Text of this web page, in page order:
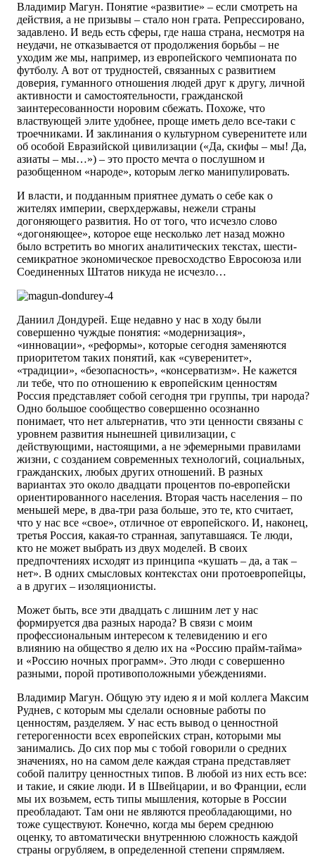
Владимир Магун. Понятие «развитие» – если смотреть на
действия, а не призывы – стало нон грата. Репрессировано,
задавлено. И ведь есть сферы, где наша страна, несмотря на
неудачи, не отказывается от продолжения борьбы – не
уходим же мы, например, из европейского чемпионата по
футболу. А вот от трудностей, связанных с развитием
доверия, гуманного отношения людей друг к другу, личной
активности и самостоятельности, гражданской
заинтересованности норовим сбежать. Похоже, что
властвующей элите удобнее, проще иметь дело все-таки с
троечниками. И заклинания о культурном суверенитете или
об особой Евразийской цивилизации («Да, скифы – мы! Да,
азиаты – мы…») – это просто мечта о послушном и
разобщенном «народе», которым легко манипулировать.
И власти, и подданным приятнее думать о себе как о
жителях империи, сверхдержавы, нежели страны
догоняющего развития. Но от того, что исчезло слово
«догоняющее», которое еще несколько лет назад можно
было встретить во многих аналитических текстах, шести-
семикратное экономическое прево­сходство Евросоюза или
Соединенных Штатов никуда не исчезло…
Даниил Дондурей. Еще недавно у нас в ходу были
совершенно чуждые понятия: «модернизация»,
«инновации», «реформы», которые сегодня заменяются
приоритетом таких понятий, как «суверенитет»,
«традиции», «безопасность», «консерватизм». Не кажется
ли тебе, что по отношению к европейским ценностям
Россия представляет собой сегодня три группы, три народа?
Одно большое сообщество совершенно осознанно
понимает, что нет альтернатив, что эти ценности связаны с
уровнем развития нынешней цивилизации, с
действующими, настоящими, а не эфемерными правилами
жизни, с созданием современных технологий, социальных,
гражданских, любых других отношений. В разных
вариантах это около двадцати процентов по-европейски
ориентированного населения. Вторая часть населения – по
меньшей мере, в два-три раза больше, это те, кто считает,
что у нас все «свое», отличное от европейского. И, наконец,
третья Россия, какая-то странная, запутавшаяся. Те люди,
кто не может выбрать из двух моделей. В своих
предпочтениях исходят из принципа «кушать – да, а так –
нет». В одних смысловых контекстах они протоевропейцы,
а в других – изоляционисты.
Может быть, все эти двадцать с лишним лет у нас
формируется два разных народа? В связи с моим
профессиональным интересом к телевидению и его
влиянию на общество я делю их на «Россию прайм-тайма»
и «Россию ночных программ». Это люди с совершенно
разными, порой противоположными убеждениями.
Владимир Магун. Общую эту идею я и мой коллега Максим
Руднев, с которым мы сделали основные работы по
ценностям, разделяем. У нас есть вывод о ценностной
гетерогенности всех европейских стран, которыми мы
занимались. До сих пор мы с тобой говорили о средних
значениях, но на самом деле каждая страна представляет
собой палитру ценностных типов. В любой из них есть все:
и такие, и сякие люди. И в Швейцарии, и во Франции, если
мы их возьмем, есть типы мышления, которые в России
преобладают. Там они не являются преобладающими, но
тоже существуют. Конечно, когда мы берем среднюю
оценку, то автоматически внутреннюю сложность каждой
страны огрубляем, в определенной степени спрямляем.